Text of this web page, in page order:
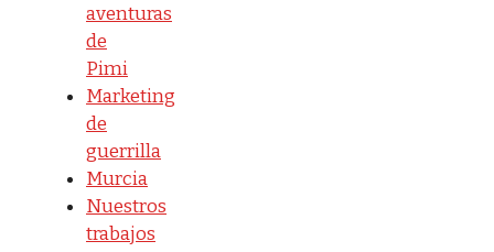
aventuras
de
Pimi
Marketing
de
guerrilla
Murcia
Nuestros
trabajos